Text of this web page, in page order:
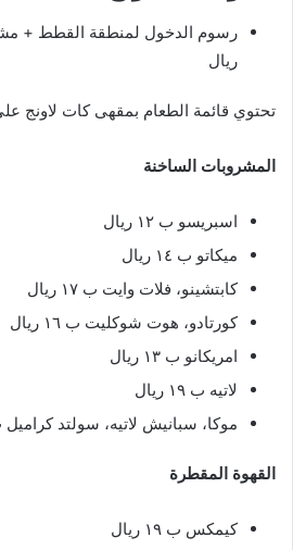
ريال
تحتوي قائمة الطعام بمقهى كات لاونج
المشروبات الساخنة
اسبريسو ب ١٢ ريال
ميكاتو ب ١٤ ريال
كابتشينو، فلات وايت ب ١٧ ريال
كورتادو، هوت شوكليت ب ١٦ ريال
امريكانو ب ١٣ ريال
لاتيه ب ١٩ ريال
موكا، سبانيش لاتيه، سولتد كراميل ب ٢٠
القهوة المقطرة
كيمكس ب ١٩ ريال